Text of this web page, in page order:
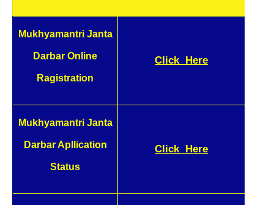
Mukhyamantri Janta
Darbar Online
Ragistration
Click Here
Mukhyamantri Janta
Darbar Apllication
Status
Click Here